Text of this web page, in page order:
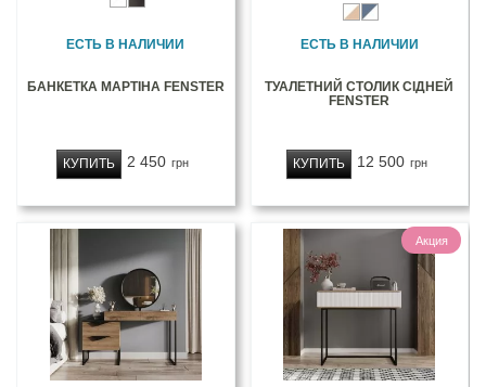
ЕСТЬ В НАЛИЧИИ
БАНКЕТКА МАРТІНА FENSTER
2 450 грн
КУПИТЬ
ЕСТЬ В НАЛИЧИИ
ТУАЛЕТНИЙ СТОЛИК СІДНЕЙ
FENSTER
12 500 грн
КУПИТЬ
Акция